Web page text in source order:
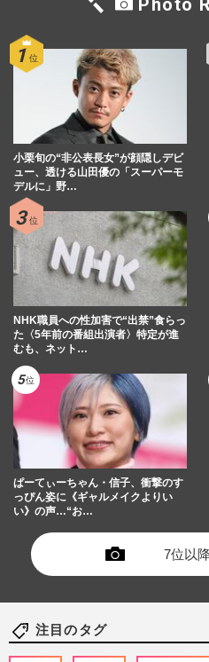
Photo
小栗旬の“非公表長女”が顔隠しデビ
ュー、透ける山田優の「スーパーモ
デルに」野…
NHK職員への性加害で“出禁”食らっ
た〈5年前の番組出演者〉特定が進
むも、ネット…
ぱーてぃーちゃん・信子、衝撃のす
っぴん姿に《ギャルメイクよりい
い》の声…“お…
7位以
注目のタグ